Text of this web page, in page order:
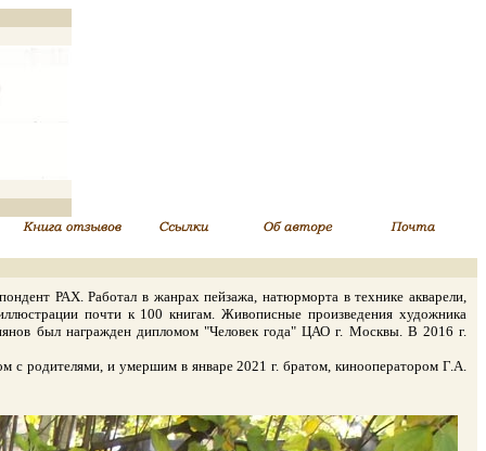
РАХ. Работал в жанрах пейзажа, натюрморта в технике акварели,
почти к 100 книгам. Живописные произведения художника
был награжден дипломом "Человек года" ЦАО г. Москвы. В 2016 г.
родителями, и умершим в январе 2021 г. братом, кинооператором Г.А.